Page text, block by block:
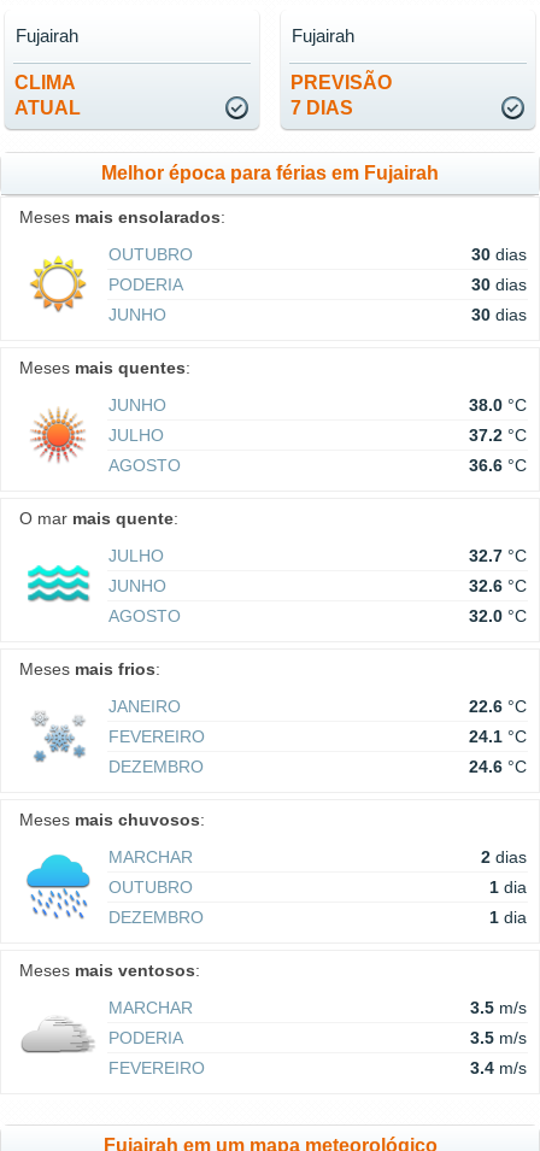
CLIMA
ATUAL
Fujairah
PREVISÃO
7 DIAS
Fujairah
Melhor época para férias em Fujairah
Meses mais ensolarados:
OUTUBRO
30 dias
PODERIA
30 dias
JUNHO
30 dias
Meses mais quentes:
JUNHO
38.0 °C
JULHO
37.2 °C
AGOSTO
36.6 °C
O mar mais quente:
JULHO
32.7 °C
JUNHO
32.6 °C
AGOSTO
32.0 °C
Meses mais frios:
JANEIRO
22.6 °C
FEVEREIRO
24.1 °C
DEZEMBRO
24.6 °C
Meses mais chuvosos:
MARCHAR
2 dias
OUTUBRO
1 dia
DEZEMBRO
1 dia
Meses mais ventosos:
MARCHAR
3.5 m/s
PODERIA
3.5 m/s
FEVEREIRO
3.4 m/s
Fujairah em um mapa meteorológico